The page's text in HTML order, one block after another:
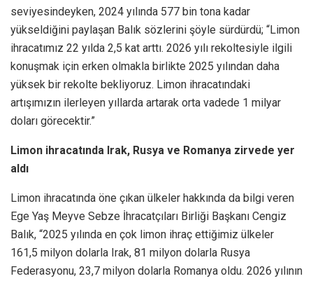
seviyesindeyken, 2024 yılında 577 bin tona kadar
yükseldiğini paylaşan Balık sözlerini şöyle sürdürdü; “Limon
ihracatımız 22 yılda 2,5 kat arttı. 2026 yılı rekoltesiyle ilgili
konuşmak için erken olmakla birlikte 2025 yılından daha
yüksek bir rekolte bekliyoruz. Limon ihracatındaki
artışımızın ilerleyen yıllarda artarak orta vadede 1 milyar
doları görecektir.”
Limon ihracatında Irak, Rusya ve Romanya zirvede yer
aldı
Limon ihracatında öne çıkan ülkeler hakkında da bilgi veren
Ege Yaş Meyve Sebze İhracatçıları Birliği Başkanı Cengiz
Balık, “2025 yılında en çok limon ihraç ettiğimiz ülkeler
161,5 milyon dolarla Irak, 81 milyon dolarla Rusya
Federasyonu, 23,7 milyon dolarla Romanya oldu. 2026 yılının